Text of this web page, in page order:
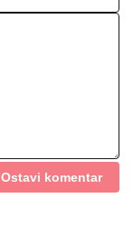
Ostavi komentar